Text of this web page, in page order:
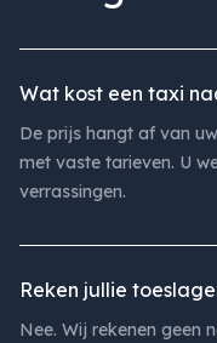
Wat kost een taxi
De prijs hangt af van
met vaste tarieven. U
verrassingen.
Reken jullie
Nee. Wij rekenen geen